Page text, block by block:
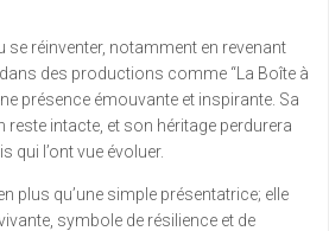
se réinventer, notamment en revenant
des productions comme “La Boîte à
présence émouvante et inspirante. Sa
intacte, et son héritage perdurera
qui l’ont vue évoluer.
plus qu’une simple présentatrice; elle
symbole de résilience et de